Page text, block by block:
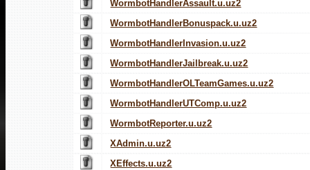
WormbotHandlerAssault.u.uz2
WormbotHandlerBonuspack.u.uz2
WormbotHandlerInvasion.u.uz2
WormbotHandlerJailbreak.u.uz2
WormbotHandlerOLTeamGames.u.uz2
WormbotHandlerUTComp.u.uz2
WormbotReporter.u.uz2
XAdmin.u.uz2
XEffects.u.uz2